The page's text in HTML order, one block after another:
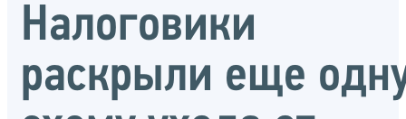
Налоговики
раскрыли еще